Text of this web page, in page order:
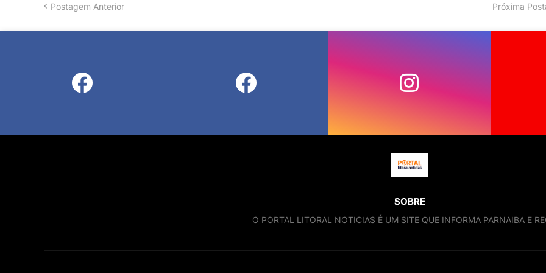
Postagem Anterior Próxima
SOBRE
O PORTAL LITORAL NOTICIAS É UM SITE QUE INFORMA PARNAIBA E